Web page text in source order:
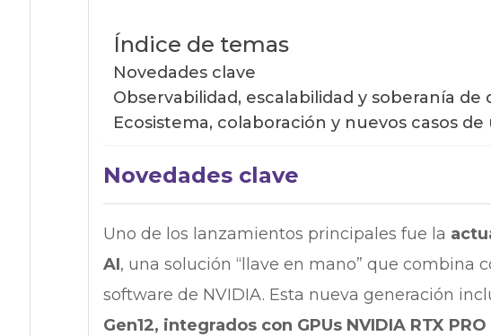
Índice de temas
Novedades clave
Observabilidad, escalabilidad y soberanía de
Ecosistema, colaboración y nuevos casos de
Novedades clave
Uno de los lanzamientos principales fue la
AI, una solución “llave en mano” que combina
software de NVIDIA. Esta nueva generación
Gen12, integrados con GPUs NVIDIA RTX